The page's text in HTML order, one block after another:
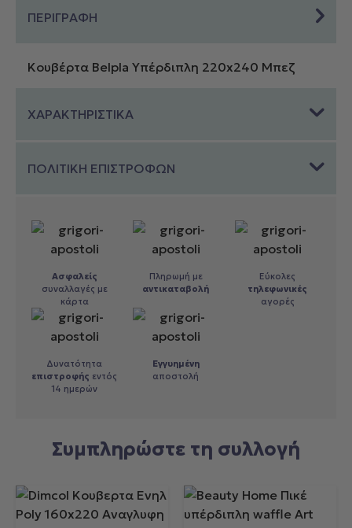
ΠΕΡΙΓΡΑΦΗ
Κουβέρτα Belpla Υπέρδιπλη 220x240 Μπεζ
ΧΑΡΑΚΤΗΡΙΣΤΙΚΑ
ΠΟΛΙΤΙΚΗ ΕΠΙΣΤΡΟΦΩΝ
Ασφαλείς
συναλλαγές με
κάρτα
Πληρωμή με
αντικαταβολή
Εύκολες
τηλεφωνικές
αγορές
Δυνατότητα
επιστροφής εντός
14 ημερών
Εγγυημένη
αποστολή
Συμπληρώστε τη συλλογή